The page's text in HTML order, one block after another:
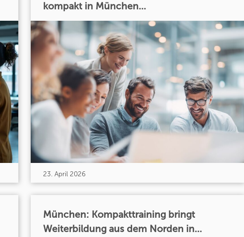
kompakt in München...
23. April 2026
München: Kompakttraining bringt
Weiterbildung aus dem Norden in...